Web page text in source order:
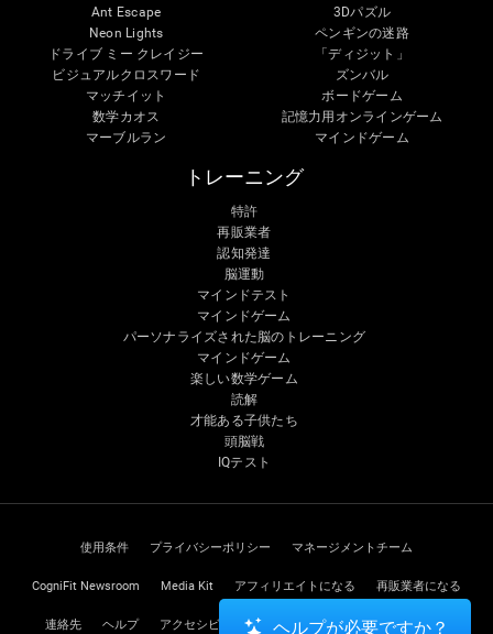
Ant Escape
Neon Lights
ドライブ ミー クレイジー
ビジュアルクロスワード
マッチイット
数学カオス
マーブルラン
3Dパズル
ペンギンの迷路
「ディジット」
ズンバル
ボードゲーム
記憶力用オンラインゲーム
マインドゲーム
トレーニング
特許
再販業者
認知発達
脳運動
マインドテスト
マインドゲーム
パーソナライズされた脳のトレーニング
マインドゲーム
楽しい数学ゲーム
読解
才能ある子供たち
頭脳戦
IQテスト
使用条件 プライバシーポリシー マネージメントチーム
CogniFit Newsroom Media Kit アフィリエイトになる 再販業者になる
連絡先 ヘルプ アクセシビリティに関する声明 トラストセンター
ヘルプが必要ですか？